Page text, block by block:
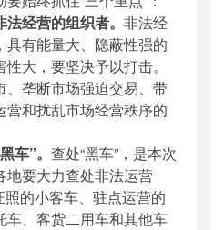
经营的组织者。 非法经
有能量大、隐蔽性强的
大，要坚决予以打击。
、垄断市场强迫交易、带
和扰乱市场经营秩序的
车”。 查处“黑车”，是本次
地要大力查处非法运营
照的小客车、驻点运营的
车、客货二用车和其他车